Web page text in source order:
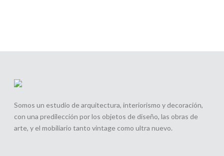
Somos un estudio de arquitectura, interiorismo y decoración,
con una predilección por los objetos de diseño, las obras de
arte, y el mobiliario tanto vintage como ultra nuevo.